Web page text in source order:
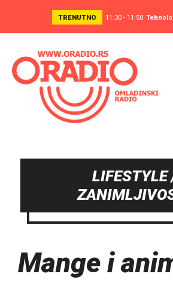
TRENUTNO 11:30 - 11:50
LIFESTYLE
Mange i